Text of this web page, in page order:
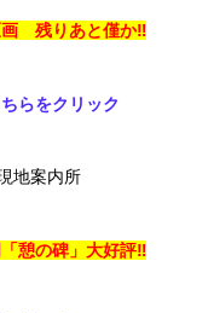
画 残りあと僅か‼
らをクリック
地案内所
憩の碑」大好評‼